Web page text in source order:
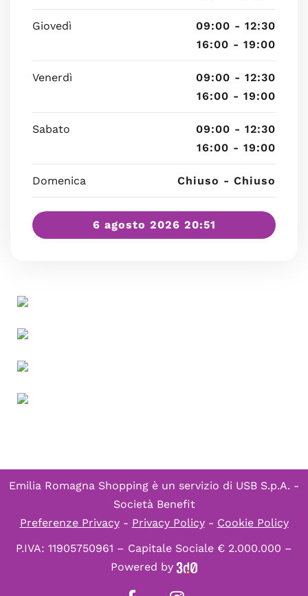
Giovedì
09:00 - 12:30
16:00 - 19:00
Venerdì
09:00 - 12:30
16:00 - 19:00
Sabato
09:00 - 12:30
16:00 - 19:00
Domenica Chiuso - Chiuso
6 agosto 2026 20:51
Emilia Romagna Shopping è un servizio di USB S.p.A. -
Società Benefit
Preferenze Privacy- Privacy Policy- Cookie Policy
P.IVA: 11905750961 – Capitale Sociale € 2.000.000 –
Powered by